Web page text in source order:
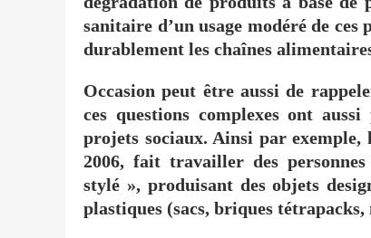
sanitaire d’un usage modéré de
durablement les chaînes
Occasion peut être aussi de
ces questions complexes ont
projets sociaux. Ainsi par exemple,
2006, fait travailler des
stylé », produisant des objets
plastiques (sacs, briques